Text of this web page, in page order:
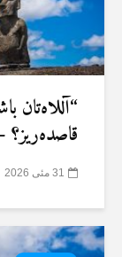
“آللاەتان
قاصدەریز؟ –
31 مئی 2026